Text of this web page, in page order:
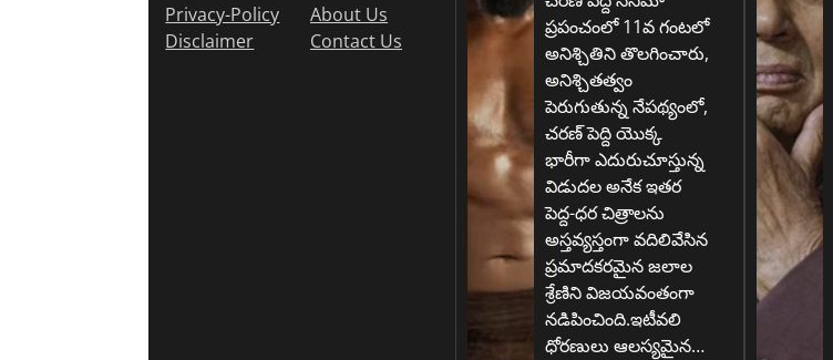
Privacy-Policy
Disclaimer
About Us
Contact Us
ప్రపంచంలో 11వ గంటలో
అనిశ్చితిని తొలగించారు,
అనిశ్చితత్వం
పెరుగుతున్న నేపథ్యంలో,
చరణ్ పెద్ది యొక్క
భారీగా ఎదురుచూస్తున్న
విడుదల అనేక ఇతర
పెద్ద-ధర చిత్రాలను
అస్తవ్యస్తంగా వదిలివేసిన
ప్రమాదకరమైన జలాల
శ్రేణిని విజయవంతంగా
నడిపించింది.ఇటీవలి
ధోరణులు ఆలస్యమైన…